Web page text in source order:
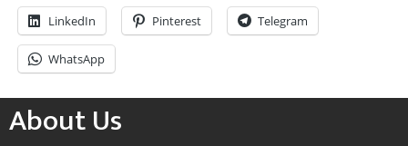
LinkedIn Pinterest Telegram
WhatsApp
About Us